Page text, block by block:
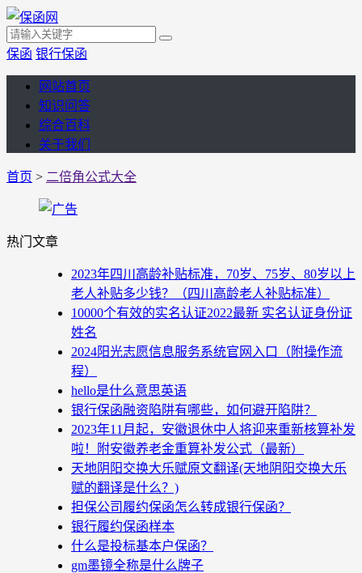
保函 银行保函
网站首页
知识问答
综合百科
关于我们
首页 > 二倍角公式大全
热门文章
2023年四川高龄补贴标准，70岁、75岁、80岁以上
老人补贴多少钱？（四川高龄老人补贴标准）
10000个有效的实名认证2022最新 实名认证身份证
姓名
2024阳光志愿信息服务系统官网入口（附操作流
程）
hello是什么意思英语
银行保函融资陷阱有哪些，如何避开陷阱？
2023年11月起，安徽退休中人将迎来重新核算补发
啦！附安徽养老金重算补发公式（最新）
天地阴阳交换大乐赋原文翻译(天地阴阳交换大乐
赋的翻译是什么？)
担保公司履约保函怎么转成银行保函？
银行履约保函样本
什么是投标基本户保函？
gm墨镜全称是什么牌子